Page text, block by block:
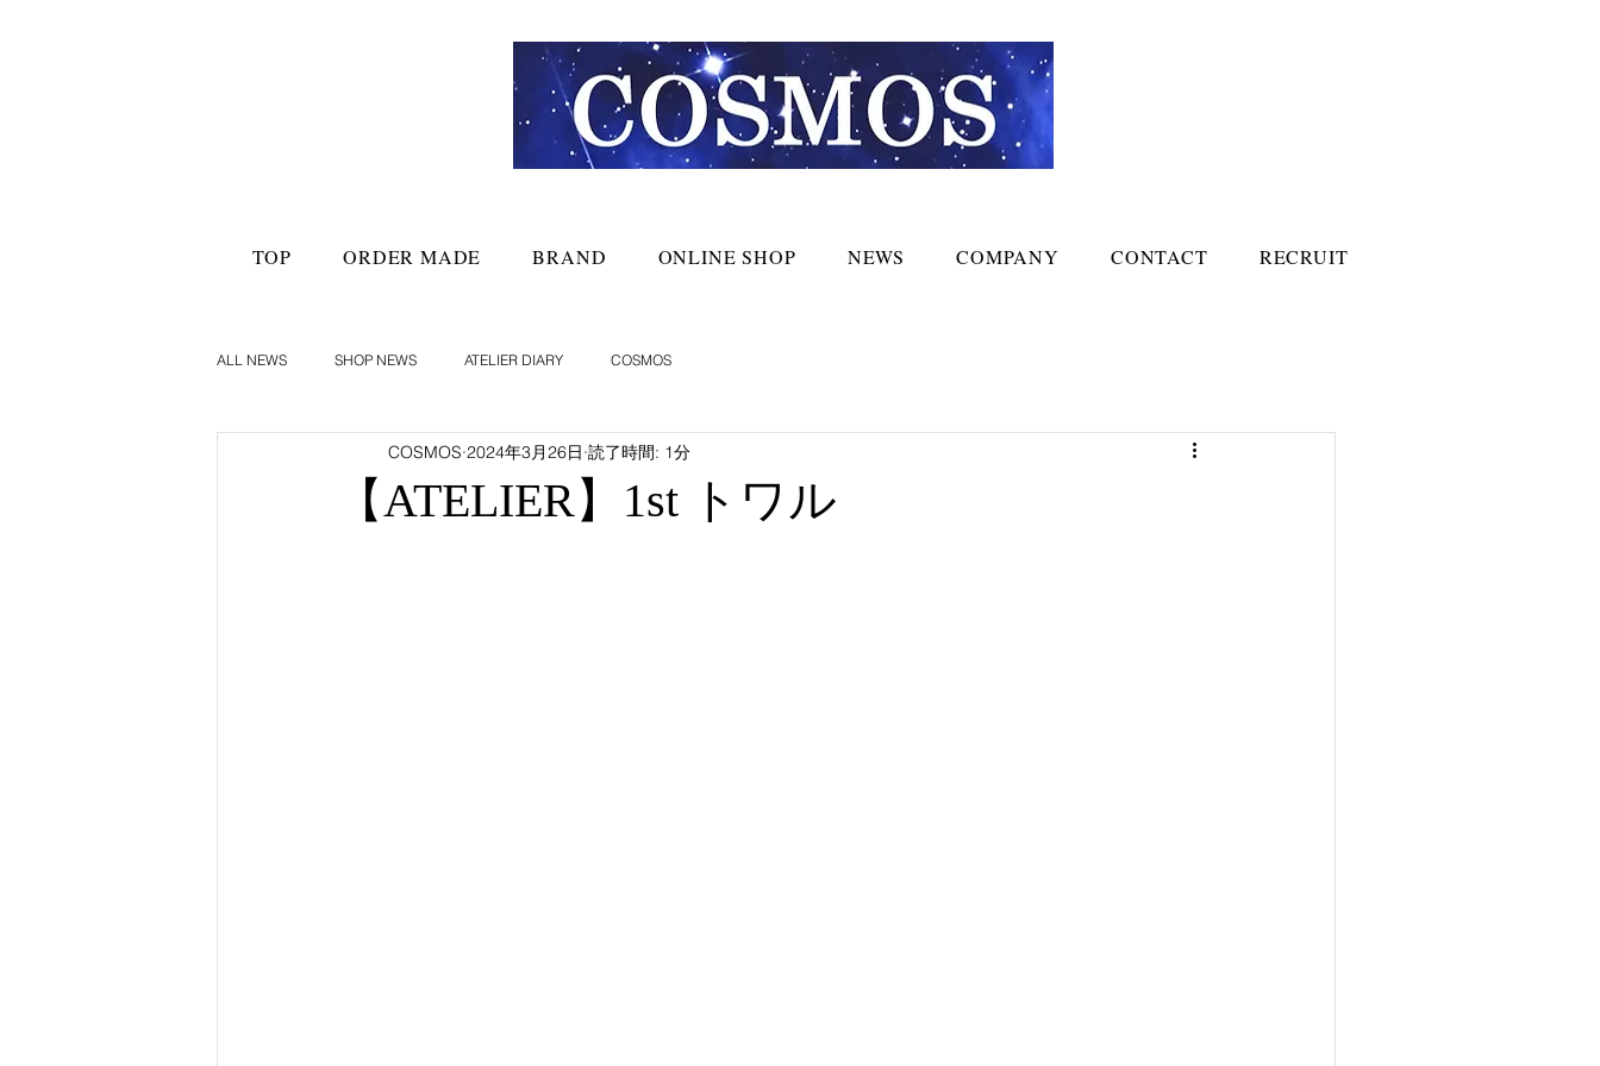
TOP ORDER MADE BRAND ONLINE SHOP NEWS COMPANY CONTACT RECRUIT
ALL NEWS SHOP NEWS ATELIER DIARY COSMOS
【ATELIER】1st トワル
COSMOS 2024年3月26日 読了時間: 1分